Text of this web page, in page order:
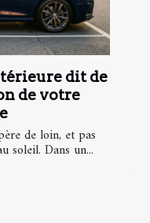
dit de
de votre
de loin, et pas
soleil. Dans un...